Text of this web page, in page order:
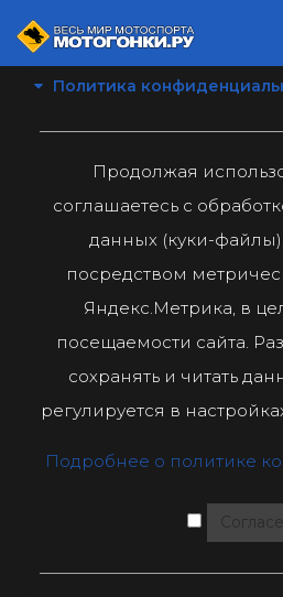
Политика
Продолжая
соглашаетесь с
данных (куки-
посредством
Яндекс.Метрика, в
посещаемости сайта.
сохранять и читать
регулируется в
Подробнее о политике